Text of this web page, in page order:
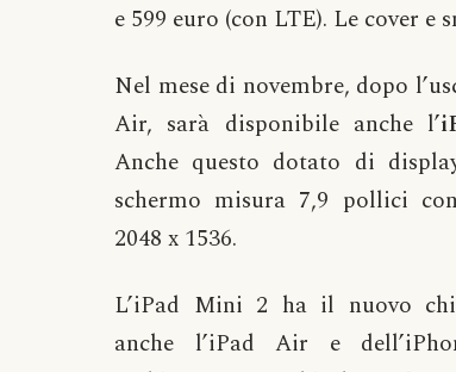
e 599 euro (con LTE). Le cover e
Nel mese di novembre, dopo
Air, sarà disponibile anche l’
Anche questo dotato di
schermo misura 7,9 pollici
2048 x 1536.
L’iPad Mini 2 ha il nuovo
anche l’iPad Air e